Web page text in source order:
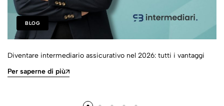
BLOG
Diventare intermediario assicurativo nel 2026: tutti i vantaggi
Per saperne di più